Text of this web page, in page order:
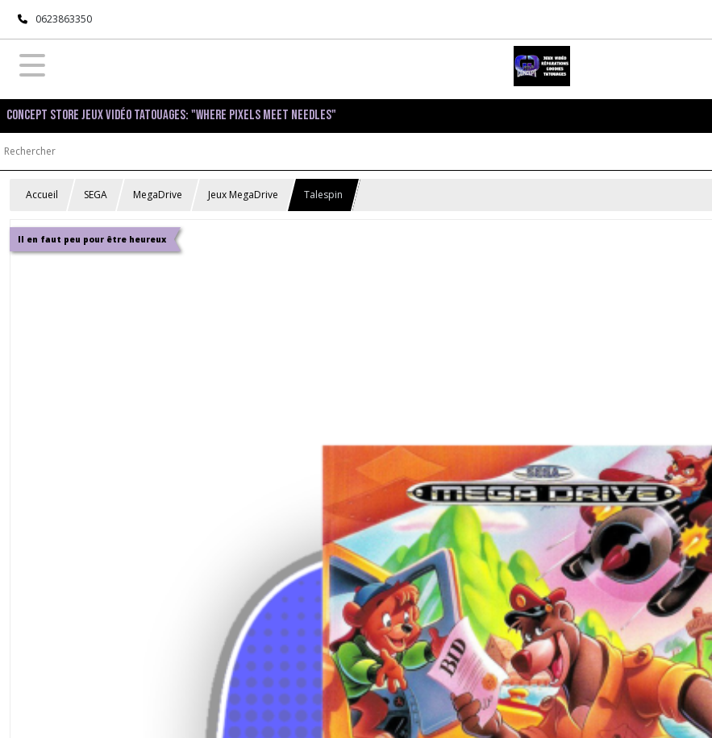
0623863350
Concept Store Jeux Vidéo Tatouages: "Where pixels meet needles"
Accueil SEGA MegaDrive Jeux MegaDrive Talespin
Il en faut peu pour être heureux